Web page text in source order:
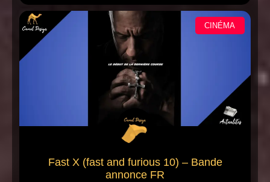
CINÉMA
Fast X (fast and furious 10) – Bande
annonce FR